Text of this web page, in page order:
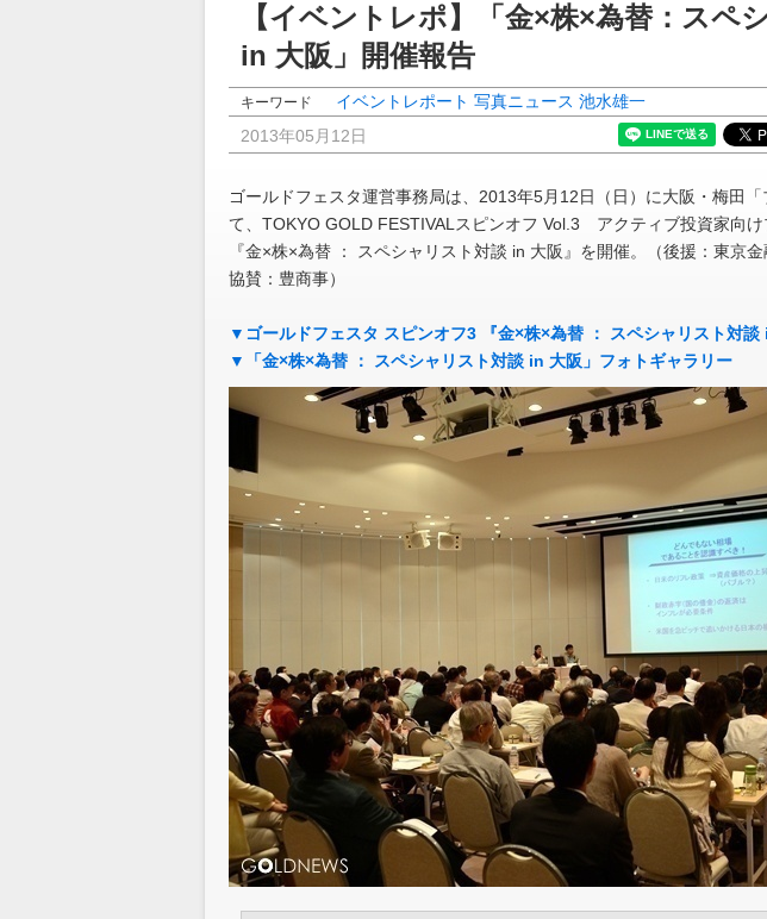
【イベントレポ】「金×株×為替：スペ
in 大阪」開催報告
キーワード イベントレポート 写真ニュース 池水雄一
2013年05月12日
ゴールドフェスタ運営事務局は、2013年5月12日（日）に大阪・梅田
て、TOKYO GOLD FESTIVALスピンオフ Vol.3 アクティブ投資家向
『金×株×為替 ： スペシャリスト対談 in 大阪』を開催。（後援：東京金
協賛：豊商事）
▼ゴールドフェスタ スピンオフ3 『金×株×為替 ： スペシャリスト対談
▼「金×株×為替 ： スペシャリスト対談 in 大阪」フォトギャラリー